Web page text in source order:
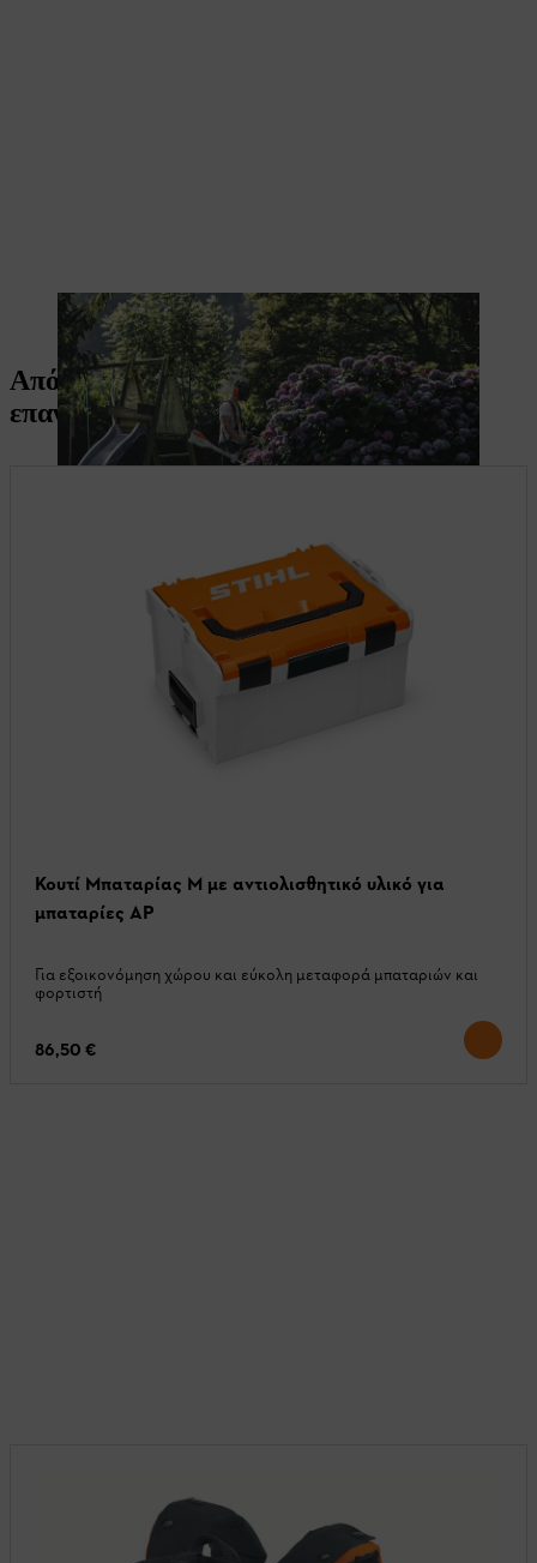
Η εργασία με επαναφορτιζόμενα μηχανήματα μειώνει τις
εκπομπές.
Απόλυτη ευελιξία: Τα αξεσουάρ στο
επαναφορτιζόμενο σύστημα ALLPRO
Κουτί Μπαταρίας Μ με αντιολισθητικό υλικό για
μπαταρίες AP
Για εξοικονόμηση χώρου και εύκολη μεταφορά μπαταριών και
φορτιστή
86,50 €